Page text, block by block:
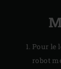
Pour le
robot